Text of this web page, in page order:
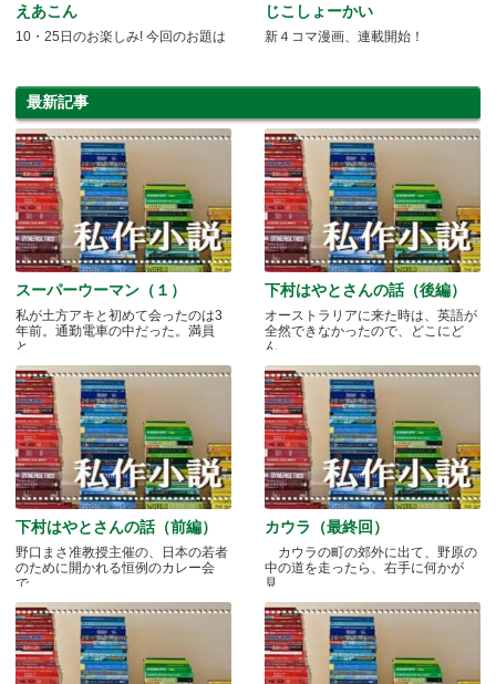
えあこん
10・25日のお楽しみ! 今回のお題は
じこしょーかい
新４コマ漫画、連載開始！
最新記事
スーパーウーマン（１）
私が土方アキと初めて会ったのは3
年前。通勤電車の中だった。満員
と.....
下村はやとさんの話（後編）
オーストラリアに来た時は、英語が
全然できなかったので、どこにど
ん.....
下村はやとさんの話（前編）
野口まさ准教授主催の、日本の若者
のために開かれる恒例のカレー会
で.....
カウラ（最終回）
カウラの町の郊外に出て、野原の
中の道を走ったら、右手に何かが
見.....